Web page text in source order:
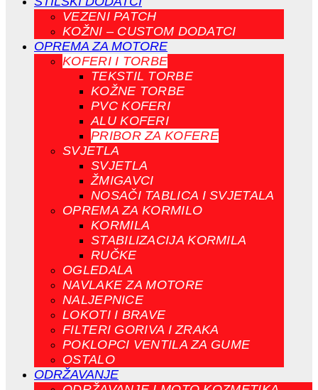
VEZENI PATCH
KOŽNI – CUSTOM DODATCI
OPREMA ZA MOTORE
KOFERI I TORBE
TEKSTIL TORBE
KOŽNE TORBE
PVC KOFERI
ALU KOFERI
PRIBOR ZA KOFERE
SVJETLA
SVJETLA
ŽMIGAVCI
NOSAČI TABLICA I SVJETALA
OPREMA ZA KORMILO
KORMILA
STABILIZACIJA KORMILA
RUČKE
OGLEDALA
NAVLAKE ZA MOTORE
NALJEPNICE
LOKOTI I BRAVE
FILTERI GORIVA I ZRAKA
POKLOPCI VENTILA ZA GUME
OSTALO
ODRŽAVANJE